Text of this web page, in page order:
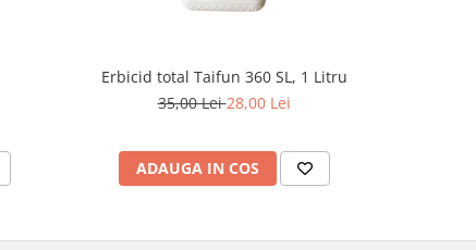
Erbicid total Taifun 360 SL, 1 Litru
35,00 Lei28,00 Lei
ADAUGA IN COS